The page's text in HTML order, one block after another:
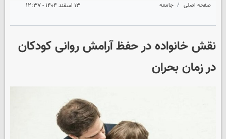
صفحه اصلی جامعه ۱۳ اسفند ۱۴۰۴ - ۱۲:۳۷
نقش خانواده در حفظ آرامش روانی کودکان
در زمان بحران